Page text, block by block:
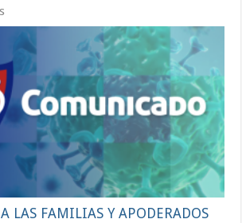
LAS FAMILIAS Y APODERADOS